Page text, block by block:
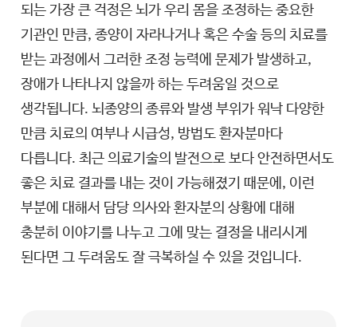
되는 가장 큰 걱정은 뇌가 우리 몸을 조정하는 중요한
기관인 만큼, 종양이 자라나거나 혹은 수술 등의 치료를
받는 과정에서 그러한 조정 능력에 문제가 발생하고,
장애가 나타나지 않을까 하는 두려움일 것으로
생각됩니다. 뇌종양의 종류와 발생 부위가 워낙 다양한
만큼 치료의 여부나 시급성, 방법도 환자분마다
다릅니다. 최근 의료기술의 발전으로 보다 안전하면서도
좋은 치료 결과를 내는 것이 가능해졌기 때문에, 이런
부분에 대해서 담당 의사와 환자분의 상황에 대해
충분히 이야기를 나누고 그에 맞는 결정을 내리시게
된다면 그 두려움도 잘 극복하실 수 있을 것입니다.